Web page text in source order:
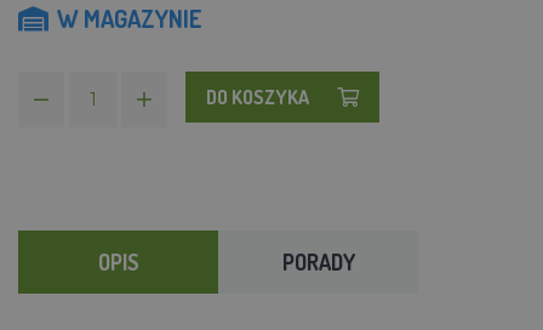
W MAGAZYNIE
DO KOSZYKA
OPIS PORADY